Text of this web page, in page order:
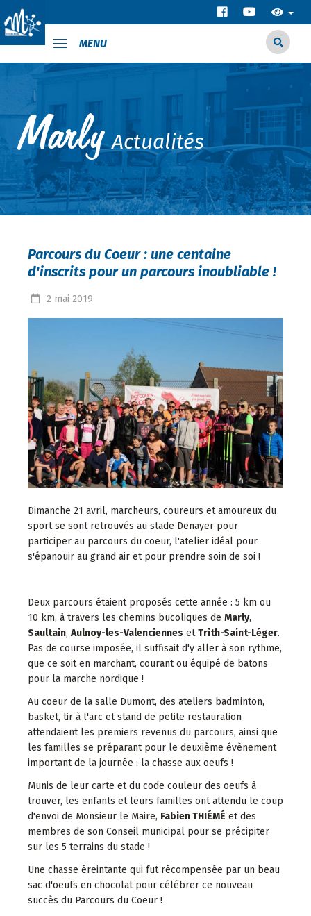
MENU
Actualités
Parcours du Coeur : une centaine
d'inscrits pour un parcours inoubliable !
2 mai 2019
Dimanche 21 avril, marcheurs, coureurs et amoureux du
sport se sont retrouvés au stade Denayer pour
participer au parcours du coeur, l'atelier idéal pour
s'épanouir au grand air et pour prendre soin de soi !
Deux parcours étaient proposés cette année : 5 km ou
10 km, à travers les chemins bucoliques de Marly,
Saultain, Aulnoy-les-Valenciennes etTrith-Saint-Léger.
Pas de course imposée, il suffisait d'y aller à son rythme,
que ce soit en marchant, courant ou équipé de batons
pour la marche nordique !
Au coeur de la salle Dumont, des ateliers badminton,
basket, tir à l'arc et stand de petite restauration
attendaient les premiers revenus du parcours, ainsi que
les familles se préparant pour le deuxième évènement
important de la journée : la chasse aux oeufs !
Munis de leur carte et du code couleur des oeufs à
trouver, les enfants et leurs familles ont attendu le coup
d'envoi de Monsieur le Maire, Fabien THIÉMÉ et des
membres de son Conseil municipal pour se précipiter
sur les 5 terrains du stade !
Une chasse éreintante qui fut récompensée par un beau
sac d'oeufs en chocolat pour célébrer ce nouveau
succès du Parcours du Coeur !